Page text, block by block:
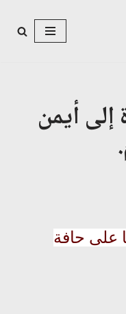
أيمن
على حافة